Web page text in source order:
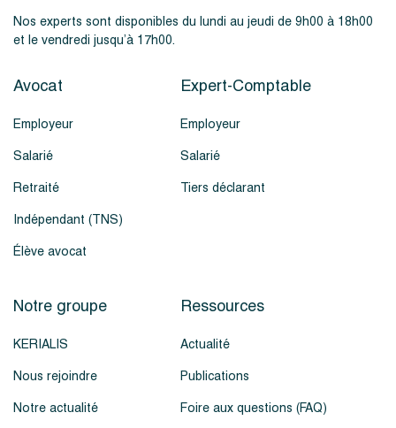
Nos experts sont disponibles du lundi au jeudi de 9h00 à 18h00
et le vendredi jusqu’à 17h00.
Avocat
Employeur
Salarié
Retraité
Indépendant (TNS)
Élève avocat
Expert-Comptable
Employeur
Salarié
Tiers déclarant
Notre groupe
KERIALIS
Nous rejoindre
Notre actualité
Ressources
Actualité
Publications
Foire aux questions (FAQ)